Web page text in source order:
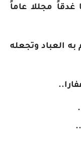
غدقاً مجللا عاماً
به العباد وتجعله